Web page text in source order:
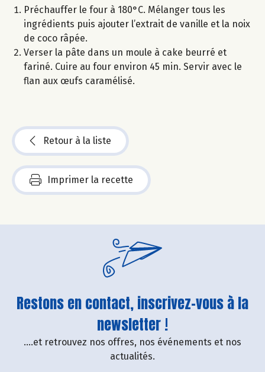
Préchauffer le four à 180°C. Mélanger tous les
ingrédients puis ajouter l’extrait de vanille et la noix
de coco râpée.
Verser la pâte dans un moule à cake beurré et
fariné. Cuire au four environ 45 min. Servir avec le
flan aux œufs caramélisé.
Retour à la liste
Imprimer la recette
Restons en contact, inscrivez-vous à la
newsletter !
....et retrouvez nos offres, nos événements et nos
actualités.